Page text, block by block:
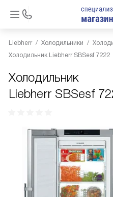
Liebherr Холодильники
Холодильник Liebherr SBSesf 7222
Холодильник
Liebherr SBSesf